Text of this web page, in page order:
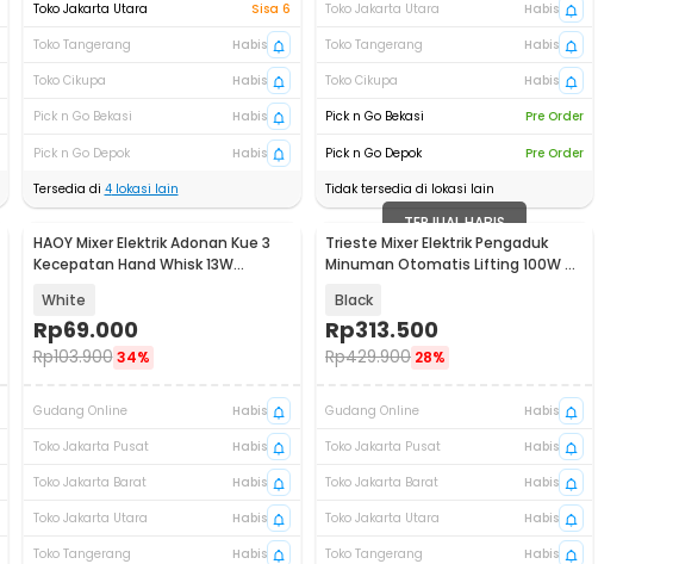
Toko Jakarta Utara
Sisa 6
Toko Tangerang
Habis
Toko Cikupa
Habis
Pick n Go Bekasi
Habis
Pick n Go Depok
Habis
Tersedia di 4lokasi lain
Toko Jakarta Utara
Habis
Toko Tangerang
Habis
Toko Cikupa
Habis
Pick n Go Bekasi
Pre Order
Pick n Go Depok
Pre Order
Tidak tersedia di lokasi lain
Akan Datang
HAOY Mixer Elektrik Adonan Kue 3
Kecepatan Hand Whisk 13W
White
Rp69.000
Rp103.900 34%
Gudang Online
Habis
Toko Jakarta Pusat
Habis
Toko Jakarta Barat
Habis
Toko Jakarta Utara
Habis
Toko Tangerang
Habis
TERJUAL HABIS
Trieste Mixer Elektrik Pengaduk
Minuman Otomatis Lifting 100W -
Black
Rp313.500
Rp429.900 28%
Gudang Online
Habis
Toko Jakarta Pusat
Habis
Toko Jakarta Barat
Habis
Toko Jakarta Utara
Habis
Toko Tangerang
Habis